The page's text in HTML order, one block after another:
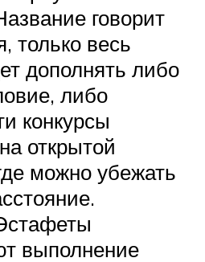
говорит
только весь
дополнять либо
либо
конкурсы
открытой
можно убежать
выполнение